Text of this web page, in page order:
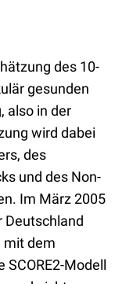
des 10-
gesunden
also in der
wird dabei
des
und des Non-
Im März 2005
Deutschland
mit dem
Modell